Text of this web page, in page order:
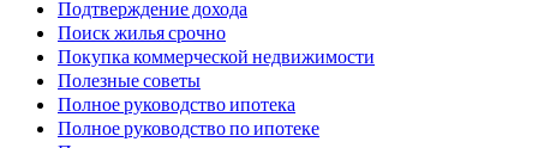
Подтверждение дохода
Поиск жилья срочно
Покупка коммерческой недвижимости
Полезные советы
Полное руководство ипотека
Полное руководство по ипотеке